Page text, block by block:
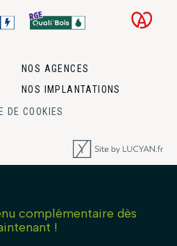
NOS AGENCES
NOS IMPLANTATIONS
DE COOKIES
complémentaire dès
!